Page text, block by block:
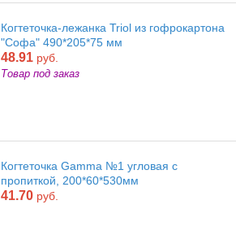
Когтеточка-лежанка Triol из гофрокартона
"Софа" 490*205*75 мм
48.91 руб.
Товар под заказ
Когтеточка Gamma №1 угловая с
пропиткой, 200*60*530мм
41.70 руб.